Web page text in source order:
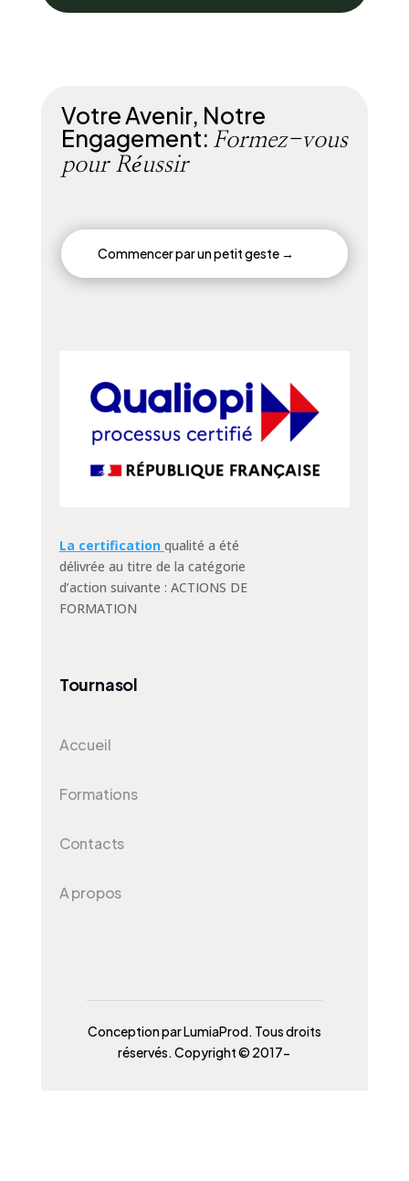
Votre Avenir, Notre
Engagement: Formez-vous
pour Réussir
Commencer par un petit geste →
La certification qualité a été
délivrée au titre de la catégorie
d’action suivante : ACTIONS DE
FORMATION
Tournasol
Accueil
Formations
Contacts
A propos
Conception par LumiaProd. Tous droits
réservés. Copyright © 2017-